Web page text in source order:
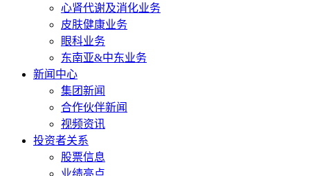
心肾代谢及消化业务
皮肤健康业务
眼科业务
东南亚&中东业务
新闻中心
集团新闻
合作伙伴新闻
视频资讯
投资者关系
股票信息
业绩亮点